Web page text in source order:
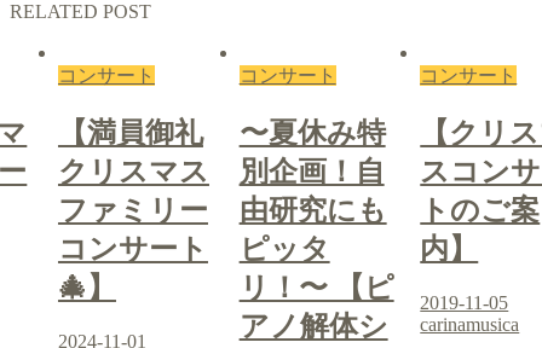
RELATED POST
コンサート
【満員御礼
クリスマス
ファミリー
コンサート
🎄】
2024-11-01
コンサート
〜夏休み特
別企画！自
由研究にも
ピッタ
リ！〜 【ピ
アノ解体シ
コンサート
【クリ
スコン
トのご案
内】
2019-11-05
carinamusica